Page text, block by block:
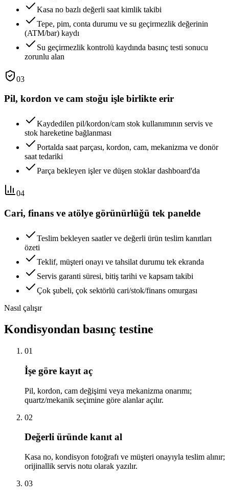
Kasa no bazlı değerli saat kimlik takibi
Tepe, pim, conta durumu ve su geçirmezlik değerinin
(ATM/bar) kaydı
Su geçirmezlik kontrolü kaydında basınç testi sonucu
zorunlu alan
03
Pil, kordon ve cam stoğu işle birlikte erir
Kaydedilen pil/kordon/cam stok kullanımının servis ve
stok hareketine bağlanması
Portalda saat parçası, kordon, cam, mekanizma ve donör
saat tedariki
Parça bekleyen işler ve düşen stoklar dashboard'da
04
Cari, finans ve atölye görünürlüğü tek panelde
Teslim bekleyen saatler ve değerli ürün teslim kanıtları
özeti
Teklif, müşteri onayı ve tahsilat durumu tek ekranda
Servis garanti süresi, bitiş tarihi ve kapsam takibi
Çok şubeli, çok sektörlü cari/stok/finans omurgası
Nasıl çalışır
Kondisyondan basınç testine
01
İşe göre kayıt aç
Pil, kordon, cam değişimi veya mekanizma onarımı;
quartz/mekanik seçimine göre alanlar açılır.
02
Değerli üründe kanıt al
Kasa no, kondisyon fotoğrafı ve müşteri onayıyla teslim alınır;
orijinallik servis notu olarak yazılır.
03